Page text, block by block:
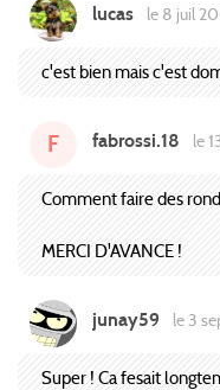
lucas le 8 juil
c'est bien mais c'est
F fabrossi.18 le
Comment faire des
MERCI D'AVANCE !
junay59 le 3
Super ! Ca fesait